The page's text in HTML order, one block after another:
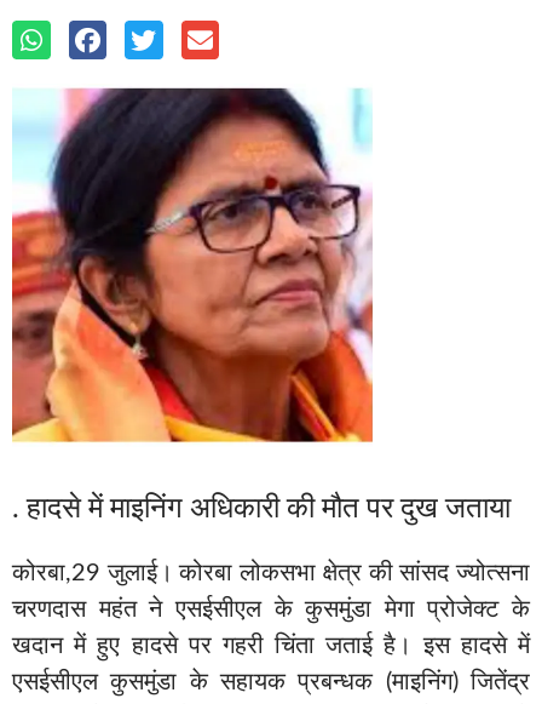
. हादसे में माइनिंग अधिकारी की मौत पर दुख जताया
कोरबा,29 जुलाई। कोरबा लोकसभा क्षेत्र की सांसद ज्योत्सना
चरणदास महंत ने एसईसीएल के कुसमुंडा मेगा प्रोजेक्ट के
खदान में हुए हादसे पर गहरी चिंता जताई है। इस हादसे में
एसईसीएल कुसमुंडा के सहायक प्रबन्धक (माइनिंग) जितेंद्र